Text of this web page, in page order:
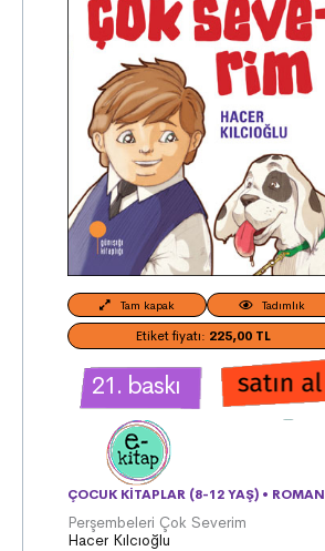
Tam kapak Tadımlık
Etiket fiyatı: 225,00 TL
21. baskı
ÇOCUK KITAPLAR (8-12 YAŞ) • ROMAN
Perşembeleri Çok Severim
Hacer Kılcıoğlu